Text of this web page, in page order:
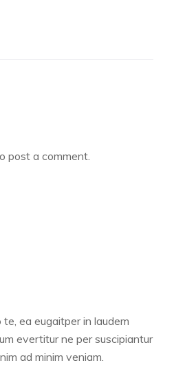
post a comment.
te, ea eugaitper in laudem
evertitur ne per suscipiantur
ad minim veniam.